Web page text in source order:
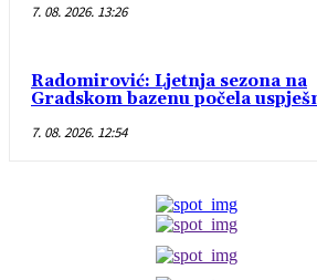
7. 08. 2026. 13:26
Radomirović: Ljetnja sezona na
Gradskom bazenu počela
7. 08. 2026. 12:54